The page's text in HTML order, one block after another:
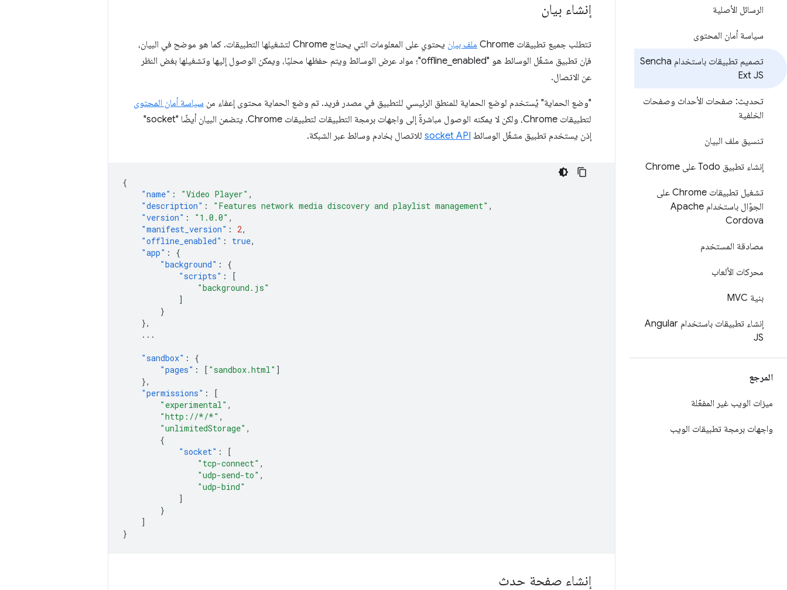
الرسائل الأصلية
سياسة أمان المحتوى
تصميم تطبيقات باستخدام Sencha
Ext JS
تحديث: صفحات الأحداث وصفحات
الخلفية
تنسيق ملف البيان
إنشاء تطبيق Todo على Chrome
تشغيل تطبيقات Chrome على
الجوّال باستخدام Apache
Cordova
مصادقة المستخدم
محركات الألعاب
بنية MVC
إنشاء تطبيقات باستخدام Angular
JS
المرجع
ميزات الويب غير المفعّلة
واجهات برمجة تطبيقات الويب
إنشاء بيان
تتطلب جميع تطبيقات Chrome ملف بيان
يحتوي على المعلومات التي يحتاج Chrome لتشغيلها التطبيقات. كما هو موضح في البيان،
فإن تطبيق مشغّل الوسائط هو "offline_enabled"؛ مواد عرض الوسائط ويتم حفظها محليًا، ويمكن الوصول إليها وتشغيلها بغض النظر
عن الاتصال.
"وضع الحماية" يُستخدم لوضع الحماية للمنطق الرئيسي للتطبيق في مصدر فريد. تم وضع الحماية محتوى إعفاء من سياسة أمان المحتوى
لتطبيقات Chrome، ولكن لا يمكنه الوصول مباشرةً إلى واجهات برمجة التطبيقات لتطبيقات Chrome. يتضمن البيان أيضًا "socket"
إذن يستخدم تطبيق مشغّل الوسائط socket API للاتصال بخادم وسائط عبر الشبكة.
{
"name" : "Video Player" ,
"description" : "Features network media discovery and playlist management" ,
"version" : "1.0.0" ,
"manifest_version" : 2,
"offline_enabled" : true,
"app" :
{
"background" :
{
"scripts" :
[
"background.js"
]
}
},
...
"sandbox" :
{
"pages" : [ "sandbox.html" ]
},
"permissions" :
[
"experimental" ,
"http://*/*" ,
"unlimitedStorage" ,
{
"socket" :
[
"tcp-connect" ,
"udp-send-to" ,
"udp-bind"
]
}
]
}
إنشاء صفحة حدث